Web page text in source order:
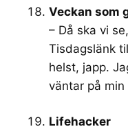
Veckan som
– Då ska vi
Tisdagslänk
helst, japp.
väntar på min
Lifehacker